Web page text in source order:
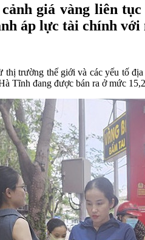
giá vàng liên
áp lực tài chính
thị trường thế giới và các yếu tố
Tĩnh đang được bán ra ở mức